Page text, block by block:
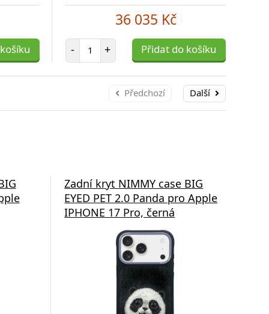
36 035 Kč
- Počet položek
+ Přidat do košíku
Předchozí Další
Zadní kryt NIMMY case BIG
EYED PET 2.0 Panda pro Apple
IPHONE 17 Pro, černá